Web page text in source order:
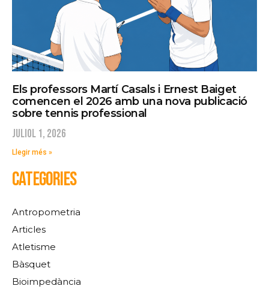
Els professors Martí Casals i Ernest Baiget
comencen el 2026 amb una nova publicació
sobre tennis professional
juliol 1, 2026
Llegir més »
CATEGORIES
Antropometria
Articles
Atletisme
Bàsquet
Bioimpedància